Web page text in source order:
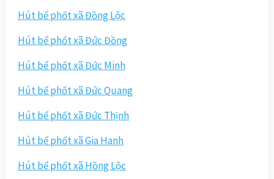
Hút bể phốt xã Đồng Lộc
Hút bể phốt xã Đức Đồng
Hút bể phốt xã Đức Minh
Hút bể phốt xã Đức Quang
Hút bể phốt xã Đức Thịnh
Hút bể phốt xã Gia Hanh
Hút bể phốt xã Hồng Lộc